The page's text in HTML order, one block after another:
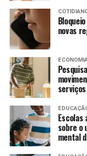
novas
Escolas
sobre o
mental